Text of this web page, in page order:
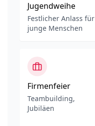
Jugendweihe
Festlicher Anlass für
junge Menschen
Firmenfeier
Teambuilding,
Jubiläen